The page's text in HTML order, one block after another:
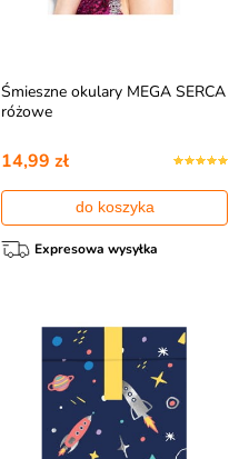
Śmieszne okulary MEGA SERCA
różowe
14,99 zł
do koszyka
Expresowa wysyłka